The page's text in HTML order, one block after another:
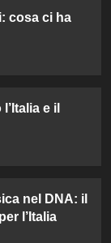
cosa ci ha
e il
nel DNA: il
l’Italia